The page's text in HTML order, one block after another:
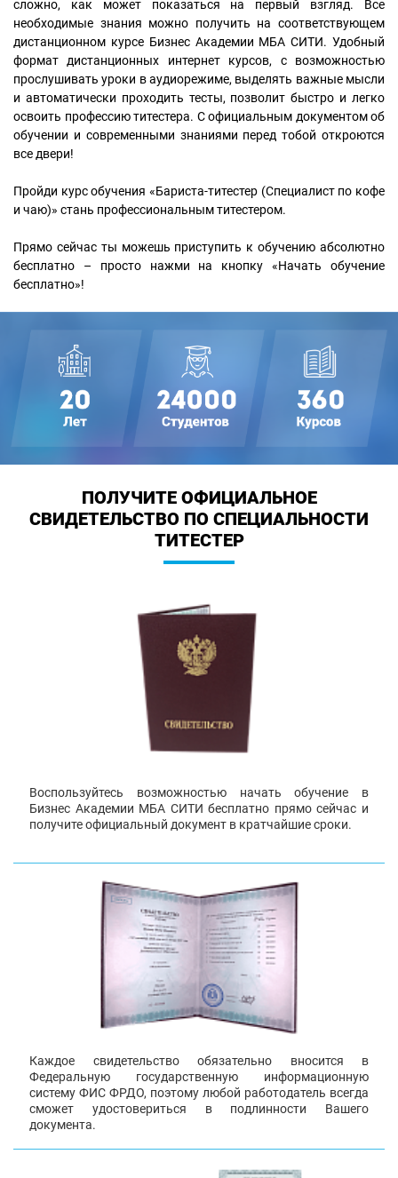
сложно, как может показаться на первый взгляд. Все
необходимые знания можно получить на соответствующем
дистанционном курсе Бизнес Академии МБА СИТИ. Удобный
формат дистанционных интернет курсов, с возможностью
прослушивать уроки в аудиорежиме, выделять важные мысли
и автоматически проходить тесты, позволит быстро и легко
освоить профессию титестера. С официальным документом об
обучении и современными знаниями перед тобой откроются
все двери!
Пройди курс обучения «Бариста-титестер (Специалист по кофе
и чаю)» стань профессиональным титестером.
Прямо сейчас ты можешь приступить к обучению абсолютно
бесплатно – просто нажми на кнопку «Начать обучение
бесплатно»!
ПОЛУЧИТЕ ОФИЦИАЛЬНОЕ
СВИДЕТЕЛЬСТВО ПО СПЕЦИАЛЬНОСТИ
ТИТЕСТЕР
Воспользуйтесь возможностью начать обучение в
Бизнес Академии МБА СИТИ бесплатно прямо сейчас и
получите официальный документ в кратчайшие сроки.
Каждое свидетельство обязательно вносится в
Федеральную государственную информационную
систему ФИС ФРДО, поэтому любой работодатель всегда
сможет удостовериться в подлинности Вашего
документа.